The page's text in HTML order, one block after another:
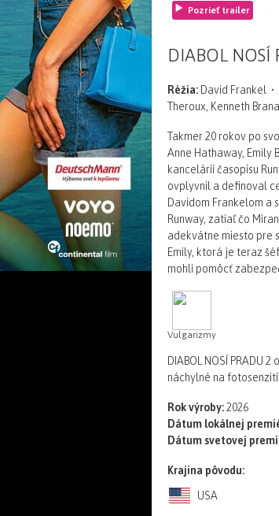
Pozrieť trailer
DIABOL NOSÍ
Réžia: David Frankel •
Theroux, Kenneth
Takmer 20 rokov po
Anne Hathaway, Emily
kancelárií časopisu
ovplyvnil a definoval
Davidom Frankelom a
Runway, zatiaľ čo
adekvátne miesto pre
Emily, ktorá je teraz
mohli pomôcť
Vulgarizmy
DIABOL NOSÍ
náchylné na
Rok výroby:2026
Dátum lokálnej
Dátum svetovej
Krajina pôvodu:
USA